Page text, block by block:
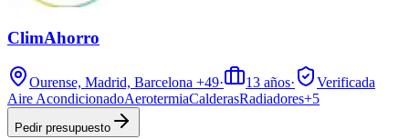
ClimAhorro
Ourense, Madrid, Barcelona +49· 13 años·
Verificada
Aire AcondicionadoAerotermiaCalderasRadiadores+5
Pedir presupuesto